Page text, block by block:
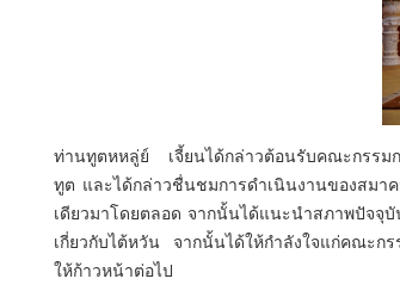
ท่านทูตหหลู่ย์ เจี้ยนได้กล่าวต้อนรับคณะกรรมก
ทูต และได้กล่าวชื่นชมการดำเนินงานของสม
เดียวมาโดยตลอด จากนั้นได้แนะนำสภาพปัจ
เกี่ยวกับไต้หวัน จากนั้นได้ให้กำลังใจแก่คณะก
ให้ก้าวหน้าต่อไป